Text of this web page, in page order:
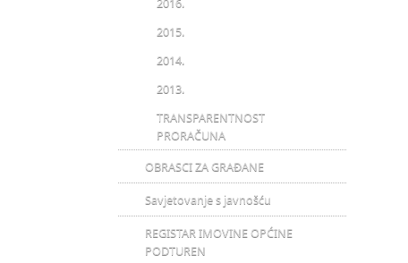
2015.
2014.
2013.
TRANSPARENTNOST
PRORAČUNA
OBRASCI ZA GRAĐANE
Savjetovanje s javnošću
REGISTAR IMOVINE OPĆINE
PODTUREN